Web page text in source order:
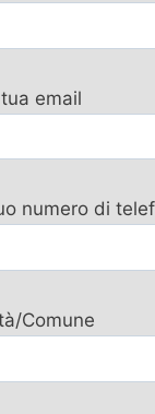
email
numero di
Comune